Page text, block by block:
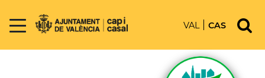
VAL CAS